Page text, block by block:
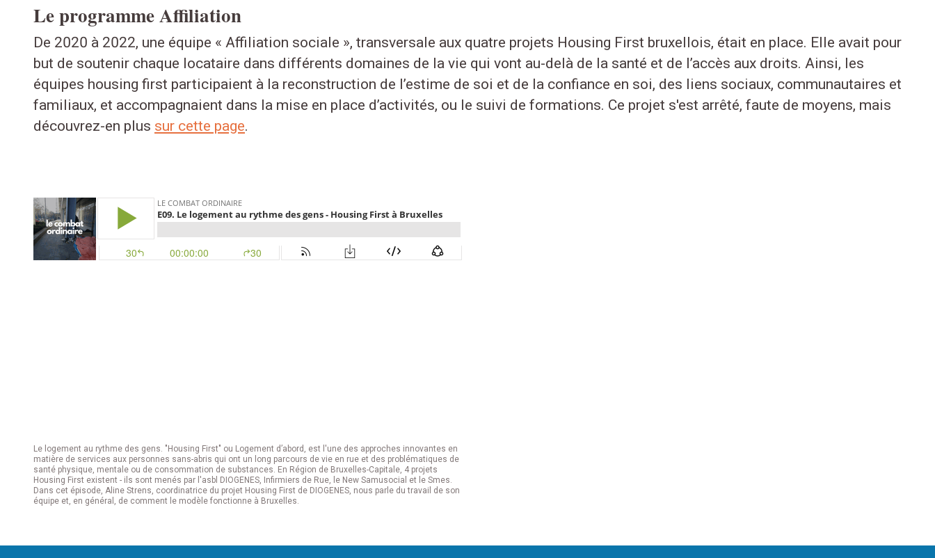
Le programme Affiliation
De 2020 à 2022, une équipe « Affiliation sociale », transversale aux quatre projets Housing First bruxellois, était en place. Elle avait pour
but de soutenir chaque locataire dans différents domaines de la vie qui vont au-delà de la santé et de l’accès aux droits. Ainsi, les
équipes housing first participaient à la reconstruction de l’estime de soi et de la confiance en soi, des liens sociaux, communautaires et
familiaux, et accompagnaient dans la mise en place d’activités, ou le suivi de formations. Ce projet s'est arrêté, faute de moyens, mais
découvrez-en plus sur cette page.
Le logement au rythme des gens. "Housing First" ou Logement d’abord, est l'une des approches innovantes en
matière de services aux personnes sans-abris qui ont un long parcours de vie en rue et des problématiques de
santé physique, mentale ou de consommation de substances. En Région de Bruxelles-Capitale, 4 projets
Housing First existent - ils sont menés par l'asbl DIOGENES, Infirmiers de Rue, le New Samusocial et le Smes.
Dans cet épisode, Aline Strens, coordinatrice du projet Housing First de DIOGENES, nous parle du travail de son
équipe et, en général, de comment le modèle fonctionne à Bruxelles.